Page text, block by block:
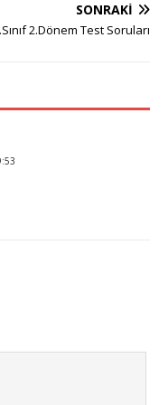
SONRAKI
2.Dönem Test Soruları